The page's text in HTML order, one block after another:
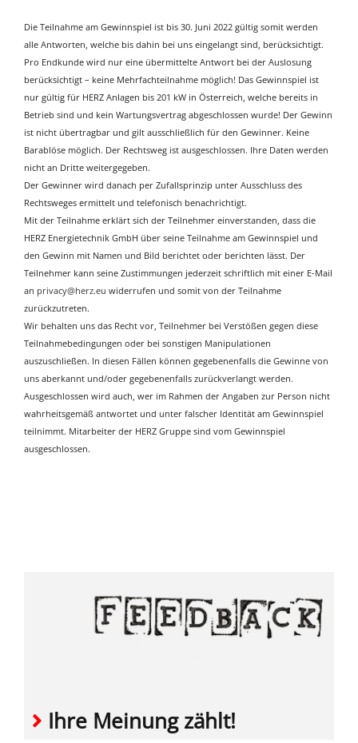
Die Teilnahme am Gewinnspiel ist bis 30. Juni 2022 gültig somit werden
alle Antworten, welche bis dahin bei uns eingelangt sind, berücksichtigt.
Pro Endkunde wird nur eine übermittelte Antwort bei der Auslosung
berücksichtigt – keine Mehrfachteilnahme möglich! Das Gewinnspiel ist
nur gültig für HERZ Anlagen bis 201 kW in Österreich, welche bereits in
Betrieb sind und kein Wartungsvertrag abgeschlossen wurde! Der Gewinn
ist nicht übertragbar und gilt ausschließlich für den Gewinner. Keine
Barablöse möglich. Der Rechtsweg ist ausgeschlossen. Ihre Daten werden
nicht an Dritte weitergegeben.
Der Gewinner wird danach per Zufallsprinzip unter Ausschluss des
Rechtsweges ermittelt und telefonisch benachrichtigt.
Mit der Teilnahme erklärt sich der Teilnehmer einverstanden, dass die
HERZ Energietechnik GmbH über seine Teilnahme am Gewinnspiel und
den Gewinn mit Namen und Bild berichtet oder berichten lässt. Der
Teilnehmer kann seine Zustimmungen jederzeit schriftlich mit einer E-Mail
an privacy@herz.eu widerrufen und somit von der Teilnahme
zurückzutreten.
Wir behalten uns das Recht vor, Teilnehmer bei Verstößen gegen diese
Teilnahmebedingungen oder bei sonstigen Manipulationen
auszuschließen. In diesen Fällen können gegebenenfalls die Gewinne von
uns aberkannt und/oder gegebenenfalls zurückverlangt werden.
Ausgeschlossen wird auch, wer im Rahmen der Angaben zur Person nicht
wahrheitsgemäß antwortet und unter falscher Identität am Gewinnspiel
teilnimmt. Mitarbeiter der HERZ Gruppe sind vom Gewinnspiel
ausgeschlossen.
Ihre Meinung zählt!